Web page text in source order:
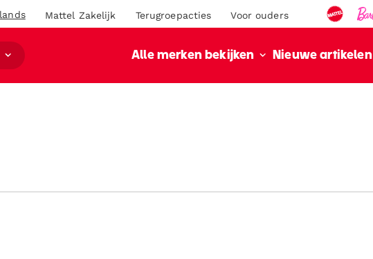
Mattel Zakelijk Terugroepacties Voor ouders
Alle merken bekijken Nieuwe artikelen